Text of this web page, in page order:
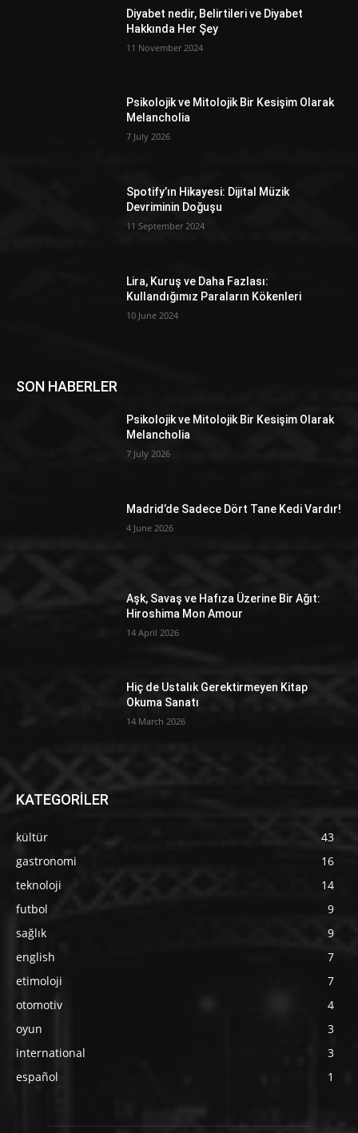
Diyabet nedir, Belirtileri ve Diyabet
Hakkında Her Şey
11 November 2024
Psikolojik ve Mitolojik Bir Kesişim Olarak
Melancholia
7 July 2026
Spotify’ın Hikayesi: Dijital Müzik
Devriminin Doğuşu
11 September 2024
Lira, Kuruş ve Daha Fazlası:
Kullandığımız Paraların Kökenleri
10 June 2024
SON HABERLER
Psikolojik ve Mitolojik Bir Kesişim Olarak
Melancholia
7 July 2026
Madrid’de Sadece Dört Tane Kedi Vardır!
4 June 2026
Aşk, Savaş ve Hafıza Üzerine Bir Ağıt:
Hiroshima Mon Amour
14 April 2026
Hiç de Ustalık Gerektirmeyen Kitap
Okuma Sanatı
14 March 2026
KATEGORİLER
kültür
43
gastronomi
16
teknoloji
14
futbol
9
sağlık
9
english
7
etimoloji
7
otomotiv
4
oyun
3
international
3
español
1